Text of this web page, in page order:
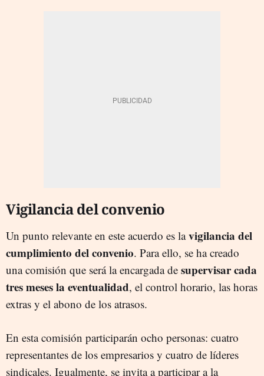
Vigilancia del convenio
Un punto relevante en este acuerdo es lavigilancia del
cumplimiento del convenio. Para ello, se ha creado
una comisión que será la encargada de supervisar cada
tres meses la eventualidad, el control horario, las horas
extras y el abono de los atrasos.
En esta comisión participarán ocho personas: cuatro
representantes de los empresarios y cuatro de líderes
sindicales. Igualmente, se invita a participar a la